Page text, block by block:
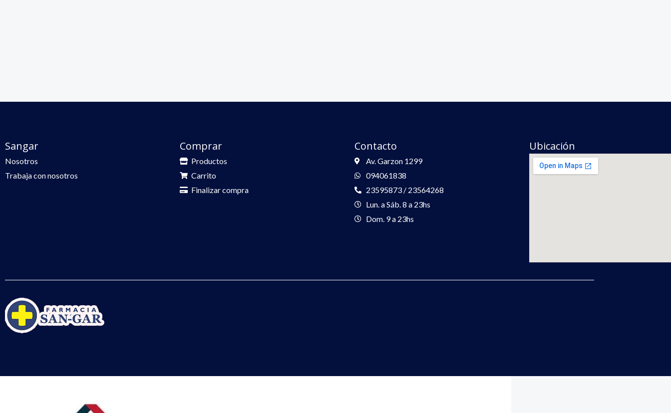
Sangar
Nosotros
Trabaja con nosotros
Comprar
Productos
Carrito
Finalizar compra
Contacto
Av. Garzon 1299
094061838
23595873 / 23564268
Lun. a Sáb. 8 a 23hs
Dom. 9 a 23hs
Ubicación